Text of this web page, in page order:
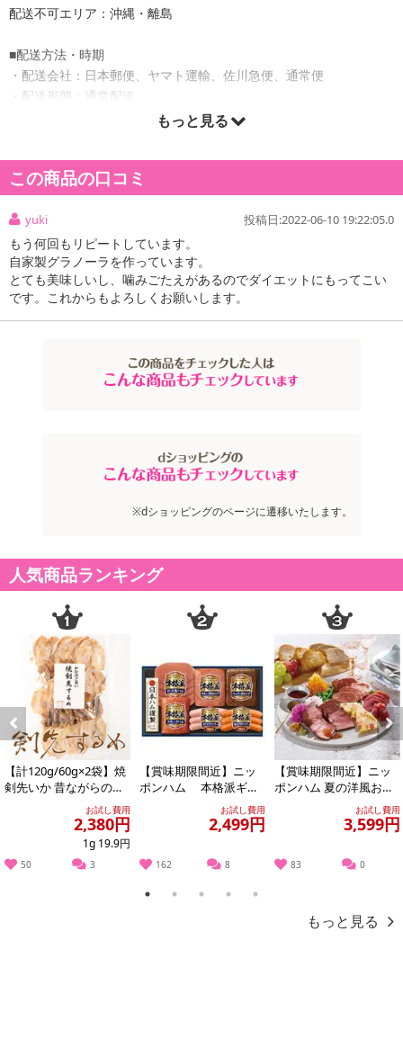
配送不可エリア：沖縄・離島
■配送方法・時期
・配送会社：日本郵便、ヤマト運輸、佐川急便、通常便
・配送形態：通常配送
・配送日時の指定：「発送予定日」に配送日指定の記載がある場合
※発送予定日は到着日ではありません。
・商品は「healthy&smile」より出荷します。
商品詳細
オートミールはアメリカでは定番で食べられている。アスリートや
セレブ・美容に関心の高い方たちにも愛用されている食材です。
オートミールは燕麦という麦の一種です。オートムギ、オーツ麦、
何と言っても食物繊維がたくさん含まれているのが嬉しいところ。
ても、またリゾットなどにしてご飯のかわりになどお召し上がりく
もっと見る
この商品の口コミ
yuki 投稿日:2022-06-10 19:22:05.0
もう何回もリピートしています。
自家製グラノーラを作っています。
とても美味しいし、噛みごたえがあるのでダイエットにもってこい
です。これからもよろしくお願いします。
※dショッピングのページに遷移いたします。
人気商品ランキング
Previous
【計120g/60g×2袋】焼
剣先いか 昔ながらのお
つまみ珍味 イカ好きに
お試し費用
2,380円
1g 19.9円
50 3
【賞味期限間近】ニッ
ポンハム 本格派ギフ
お試し費用
2,499円
162 8
【賞味期限間近】ニッ
ポンハム 夏の洋風おつ
お試し費用
3,599円
83 0
Next
1 2 3 4 5
もっと見る